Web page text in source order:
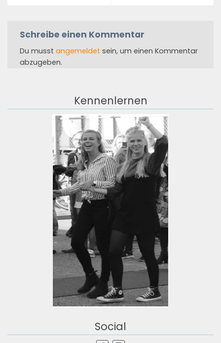
Schreibe einen Kommentar
Du musst angemeldet sein, um einen Kommentar
abzugeben.
Kennenlernen
Social